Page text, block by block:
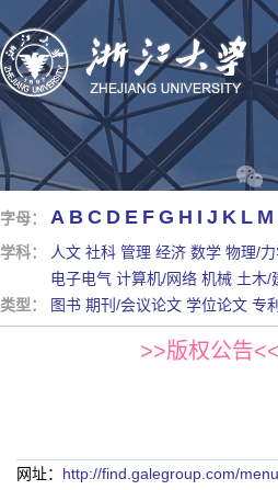
字母： A B C D E F G H I J K L M
学科： 人文 社科 管理 经济 数学 物理/
电子电气 计算机/网络 机械 土木/
类型：
图书 期刊/会议论文 学位论文 专利
>>版权公告<<
网址： http://find.galegroup.com/